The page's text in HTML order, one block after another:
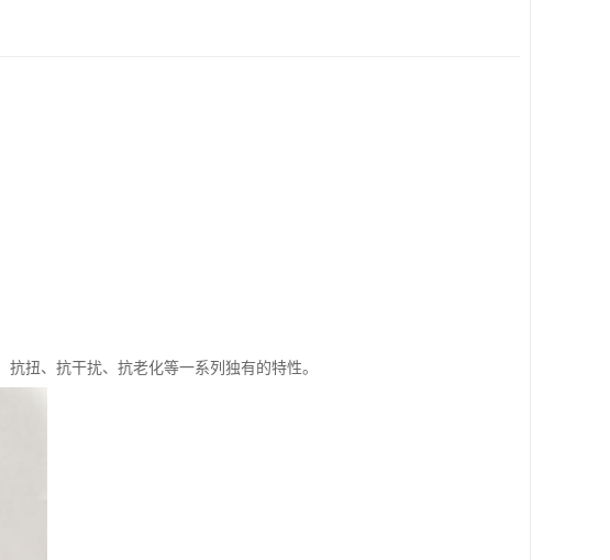
扭、抗干扰、抗老化等一系列独有的特性。